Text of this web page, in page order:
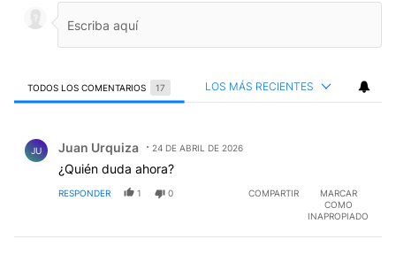
TODOS LOS COMENTARIOS 17 LOS MÁS RECIENTES
JU Juan Urquiza 24 DE ABRIL DE 2026
¿Quién duda ahora?
RESPONDER 1 0 COMPARTIR
MARCAR
COMO
INAPROPIADO